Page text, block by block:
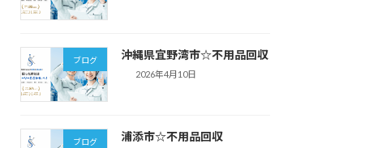
ブログ 沖縄県宜野湾市☆不用品回収
2026年4月10日
ブログ 浦添市☆不用品回収